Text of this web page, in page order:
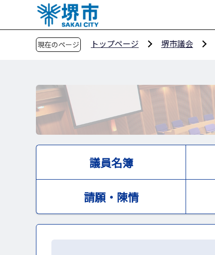
ペ
現在のページ トップページ 堺市議会
議員名簿
請願・陳情